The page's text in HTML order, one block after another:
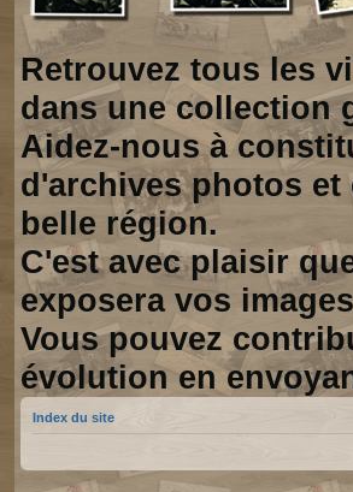
Retrouvez tous les
dans une collection
Aidez-nous à
d'archives photos
belle région.
C'est avec plaisir
exposera vos
Vous pouvez
évolution en
Index du site